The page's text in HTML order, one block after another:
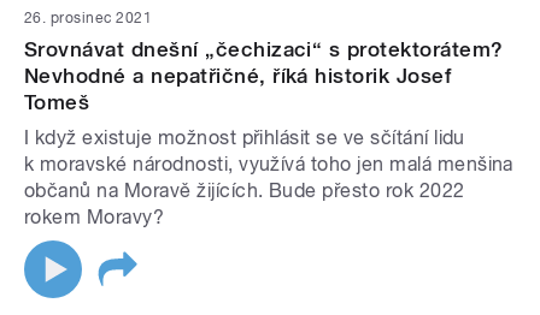
26. prosinec 2021
Srovnávat dnešní „čechizaci“ s protektorátem?
Nevhodné a nepatřičné, říká historik Josef
Tomeš
I když existuje možnost přihlásit se ve sčítání lidu
k moravské národnosti, využívá toho jen malá menšina
občanů na Moravě žijících. Bude přesto rok 2022
rokem Moravy?